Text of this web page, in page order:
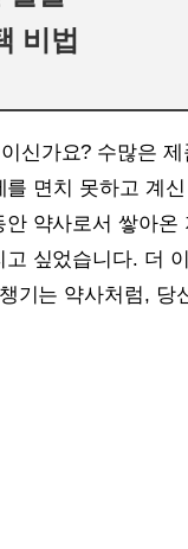
비법
신가요? 수많은
를 면치 못하고 계
약사로서 쌓아
싶었습니다. 더
기는 약사처럼, 당